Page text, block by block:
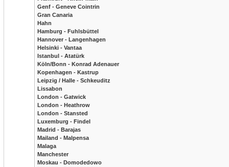
Genf - Geneve Cointrin
Gran Canaria
Hahn
Hamburg - Fuhlsbüttel
Hannover - Langenhagen
Helsinki - Vantaa
Istanbul - Atatürk
Köln/Bonn - Konrad Adenauer
Kopenhagen - Kastrup
Leipzig / Halle - Schkeuditz
Lissabon
London - Gatwick
London - Heathrow
London - Stansted
Luxemburg - Findel
Madrid - Barajas
Mailand - Malpensa
Malaga
Manchester
Moskau - Domodedowo